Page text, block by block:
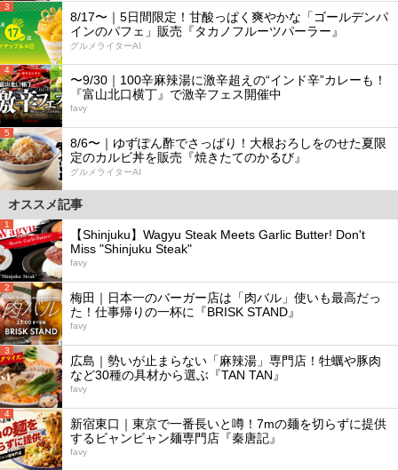
3
8/17〜｜5日間限定！甘酸っぱく爽やかな「ゴールデンパ
インのパフェ」販売『タカノフルーツパーラー』
グルメライターAI
4
〜9/30｜100辛麻辣湯に激辛超えの“インド辛”カレーも！
『富山北口横丁』で激辛フェス開催中
favy
5
8/6〜｜ゆずぽん酢でさっぱり！大根おろしをのせた夏限
定のカルビ丼を販売『焼きたてのかるび』
グルメライターAI
オススメ記事
1
【Shinjuku】Wagyu Steak Meets Garlic Butter! Don't
Miss "Shinjuku Steak"
favy
2
梅田｜日本一のバーガー店は「肉バル」使いも最高だっ
た！仕事帰りの一杯に『BRISK STAND』
favy
3
広島｜勢いが止まらない「麻辣湯」専門店！牡蠣や豚肉
など30種の具材から選ぶ『TAN TAN』
favy
4
新宿東口｜東京で一番長いと噂！7mの麺を切らずに提供
するビャンビャン麺専門店『秦唐記』
favy